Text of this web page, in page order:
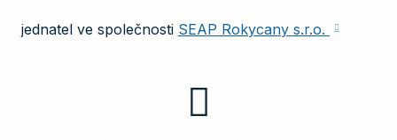
jednatel ve společnosti SEAP Rokycany s.r.o.